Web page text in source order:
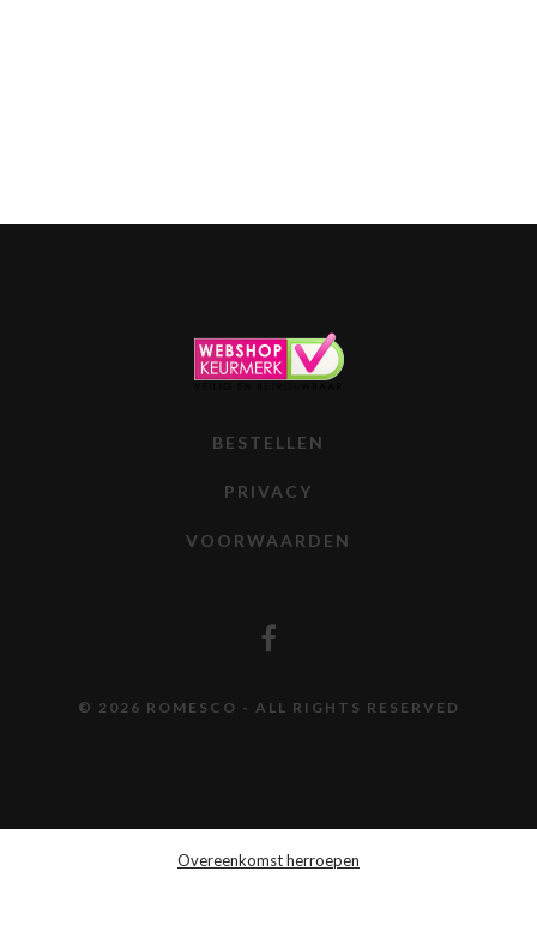
BESTELLEN
PRIVACY
VOORWAARDEN
© 2026 ROMESCO - ALL RIGHTS RESERVED
Overeenkomst herroepen